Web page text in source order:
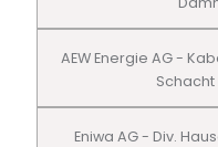
AEW Energie AG -
Eniwa AG - Div.